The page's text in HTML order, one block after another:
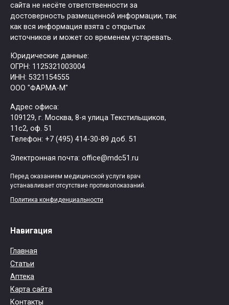
сайта не несёте ответственности за
достоверность размещенной информации, так
как вся информация взята с открытых
источников и может со временем устаревать.
Юридические данные:
ОГРН: 1125321003004
ИНН: 5321154555
ООО "ФАРМА-М"
Адрес офиса:
109129, г. Москва, ​8-я улица Текстильщиков,
11с2, оф. 51
Tелефон: +7 (495) 414-30-89 доб. 51
Электронная почта: office@mdc51.ru
Перед оказанием медицинской услуги врач
устанавливает отсутствие противопоказаний.
Политика конфиденциальности
Навигация
Главная
Статьи
Аптека
Карта сайта
Контакты